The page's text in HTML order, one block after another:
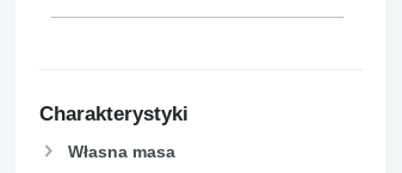
Charakterystyki
Własna masa